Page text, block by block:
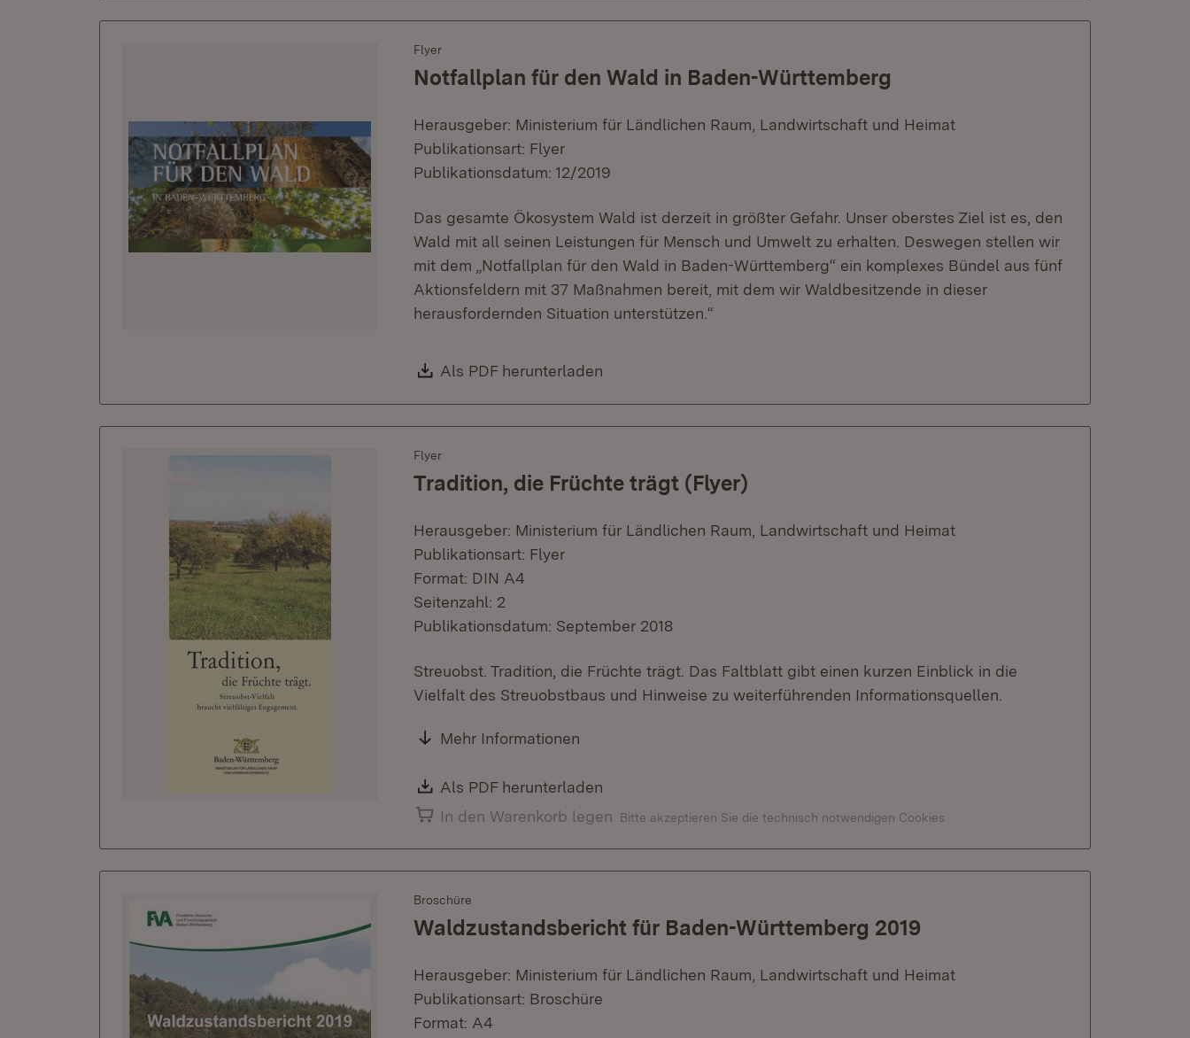
Flyer
Notfallplan für den Wald in Baden-Württemberg
Herausgeber: Ministerium für Ländlichen Raum, Landwirtschaft und Heimat
Publikationsart: Flyer
Publikationsdatum: 12/2019
Das gesamte Ökosystem Wald ist derzeit in größter Gefahr. Unser oberstes Ziel ist es, den
Wald mit all seinen Leistungen für Mensch und Umwelt zu erhalten. Deswegen stellen wir
mit dem „Notfallplan für den Wald in Baden-Württemberg“ ein komplexes Bündel aus fünf
Aktionsfeldern mit 37 Maßnahmen bereit, mit dem wir Waldbesitzende in dieser
herausfordernden Situation unterstützen.“
Download:
Als PDF herunterladen
Flyer
Tradition, die Früchte trägt (Flyer)
Herausgeber: Ministerium für Ländlichen Raum, Landwirtschaft und Heimat
Publikationsart: Flyer
Format: DIN A4
Seitenzahl: 2
Publikationsdatum: September 2018
Streuobst. Tradition, die Früchte trägt. Das Faltblatt gibt einen kurzen Einblick in die
Vielfalt des Streuobstbaus und Hinweise zu weiterführenden Informationsquellen.
Mehr Informationen
Download:
Als PDF herunterladen
In den Warenkorb legen
Bitte akzeptieren Sie die technisch notwendigen Cookies
Broschüre
Waldzustandsbericht für Baden-Württemberg 2019
Herausgeber: Ministerium für Ländlichen Raum, Landwirtschaft und Heimat
Publikationsart: Broschüre
Format: A4